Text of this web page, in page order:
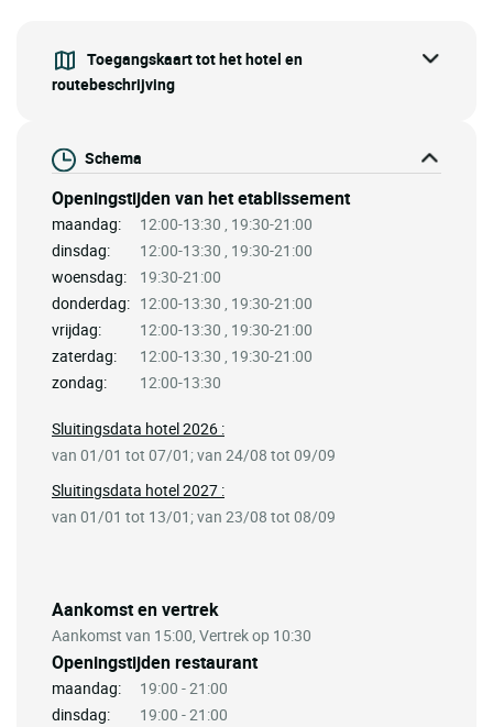
Toegangskaart tot het hotel en
routebeschrijving
Schema
Openingstijden van het etablissement
maandag:
12:00-13:30 , 19:30-21:00
dinsdag:
12:00-13:30 , 19:30-21:00
woensdag:
19:30-21:00
donderdag: 12:00-13:30 , 19:30-21:00
vrijdag:
12:00-13:30 , 19:30-21:00
zaterdag:
12:00-13:30 , 19:30-21:00
zondag:
12:00-13:30
Aankomst en vertrek
Aankomst van 15:00, Vertrek op 10:30
Openingstijden restaurant
maandag:
19:00 - 21:00
dinsdag:
19:00 - 21:00
Sluitingsdata hotel 2026 :
van 01/01 tot 07/01; van 24/08 tot 09/09
Sluitingsdata hotel 2027 :
van 01/01 tot 13/01; van 23/08 tot 08/09